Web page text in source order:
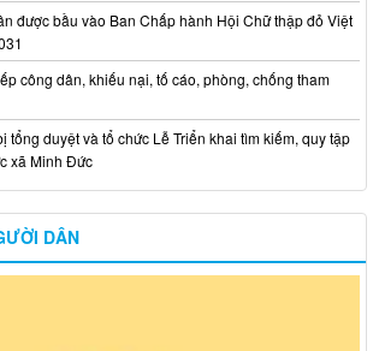
được bầu vào Ban Chấp hành Hội Chữ thập đỏ Việt
công dân, khiếu nại, tố cáo, phòng, chống tham
tổng duyệt và tổ chức Lễ Triển khai tìm kiếm, quy tập
xã Minh Đức
DÂN